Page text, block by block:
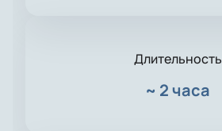
Длительность
~ 2 часа